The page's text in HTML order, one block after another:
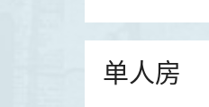
单人房